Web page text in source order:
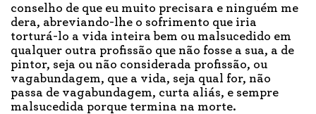
conselho de que eu muito precisara e ninguém me
dera, abreviando-lhe o sofrimento que iria
torturá-lo a vida inteira bem ou malsucedido em
qualquer outra profissão que não fosse a sua, a de
pintor, seja ou não considerada profissão, ou
vagabundagem, que a vida, seja qual for, não
passa de vagabundagem, curta aliás, e sempre
malsucedida porque termina na morte.